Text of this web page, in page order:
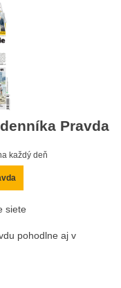
Pravda
každý deň
siete
pohodlne aj v